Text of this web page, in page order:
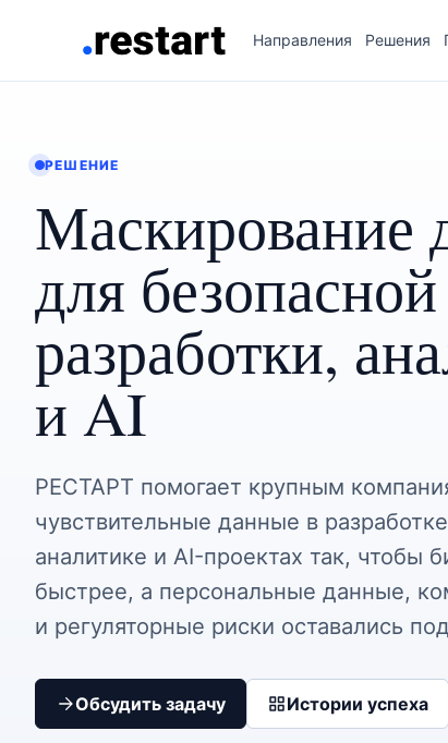
Направления Решения
РЕШЕНИЕ
Маскирование
для безопасной
разработки,
и AI
РЕСТАРТ помогает крупным
чувствительные данные в
аналитике и AI-проектах так, чтобы
быстрее, а персональные данные,
и регуляторные риски оставались
Обсудить задачу Истории успеха